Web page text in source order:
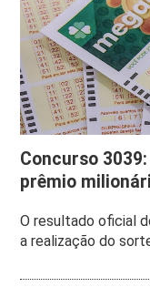
Concurso
prêmio
O resultado oficial
a realização do